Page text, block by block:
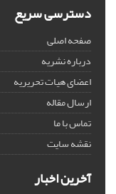
دسترسی سریع
صفحه اصلی
درباره نشریه
اعضای هیات تحریریه
ارسال مقاله
تماس با ما
نقشه سایت
آخرین اخبار